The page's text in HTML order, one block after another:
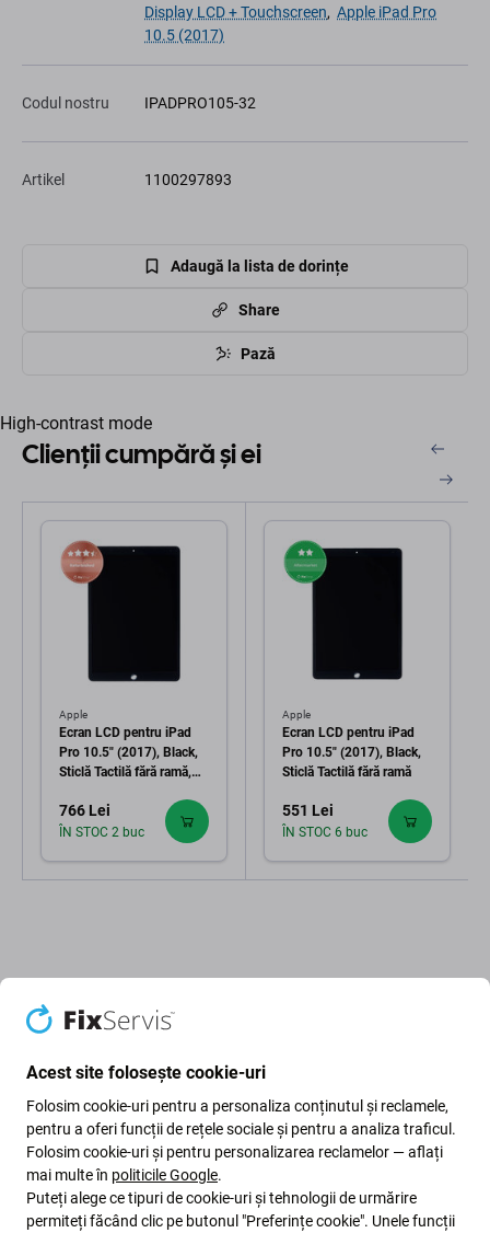
Display LCD + Touchscreen, Apple iPad Pro
10.5 (2017)
Codul nostru IPADPRO105-32
Artikel 1100297893
Adaugă la lista de dorințe
Share
Pază
High-contrast mode
Clienții cumpără și ei
Apple
Ecran LCD pentru iPad
Pro 10.5" (2017), Black,
Sticlă Tactilă fără ramă,
766 Lei
ÎN STOC 2 buc
Apple
Ecran LCD pentru iPad
Pro 10.5" (2017), Black,
Sticlă Tactilă fără ramă
551 Lei
ÎN STOC 6 buc
Afișaj LCD + sticlă tactilă pentru Apple
iPad Pro 10.5 (2017)
Acest site folosește cookie-uri
Folosim cookie-uri pentru a personaliza conținutul și reclamele,
pentru a oferi funcții de rețele sociale și pentru a analiza traficul.
Folosim cookie-uri și pentru personalizarea reclamelor — aflați
mai multe în politicile Google.
Puteți alege ce tipuri de cookie-uri și tehnologii de urmărire
permiteți făcând clic pe butonul "Preferințe cookie". Unele funcții